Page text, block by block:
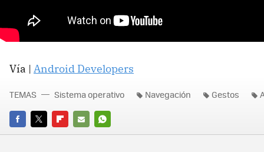
Vía | Android Developers
FACEBOOK
TWITTERFLIPBOARD
E-
WHATSAPP
TEMAS Sistema operativo Navegación Gestos